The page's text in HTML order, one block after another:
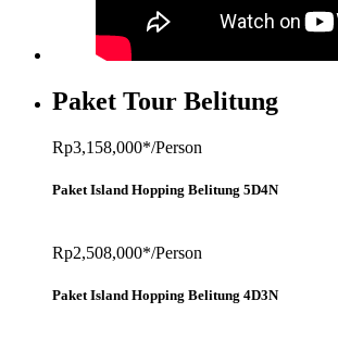
Paket Tour Belitung
Rp3,158,000*/Person
Paket Island Hopping Belitung 5D4N
Rp2,508,000*/Person
Paket Island Hopping Belitung 4D3N